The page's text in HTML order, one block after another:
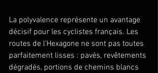
La polyvalence représente un avantage
décisif pour les cyclistes français. Les
routes de l'Hexagone ne sont pas toutes
parfaitement lisses : pavés, revêtements
dégradés, portions de chemins blancs